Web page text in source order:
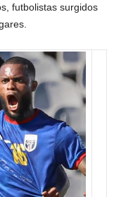
futbolistas surgidos